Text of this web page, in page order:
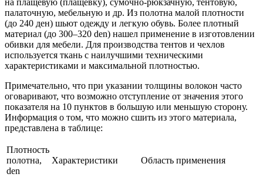
на плащевую (плащевку), сумочно-рюкзачную, тентовую,
палаточную, мебельную и др. Из полотна малой плотности
(до 240 ден) шьют одежду и легкую обувь. Более плотный
материал (до 300–320 den) нашел применение в изготовлении
обивки для мебели. Для производства тентов и чехлов
используется ткань с наилучшими техническими
характеристиками и максимальной плотностью.
Примечательно, что при указании толщины волокон часто
оговаривают, что возможно отступление от значения этого
показателя на 10 пунктов в большую или меньшую сторону.
Информация о том, что можно сшить из этого материала,
представлена в таблице:
Плотность
полотна,
den
Характеристики Область применения